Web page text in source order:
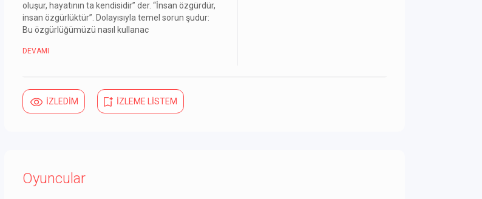
oluşur, hayatının ta kendisidir” der. “İnsan özgürdür,
insan özgürlüktür”. Dolayısıyla temel sorun şudur:
Bu özgürlüğümüzü nasıl kullanac
DEVAMI
İZLEDİM İZLEME LİSTEM
Oyuncular